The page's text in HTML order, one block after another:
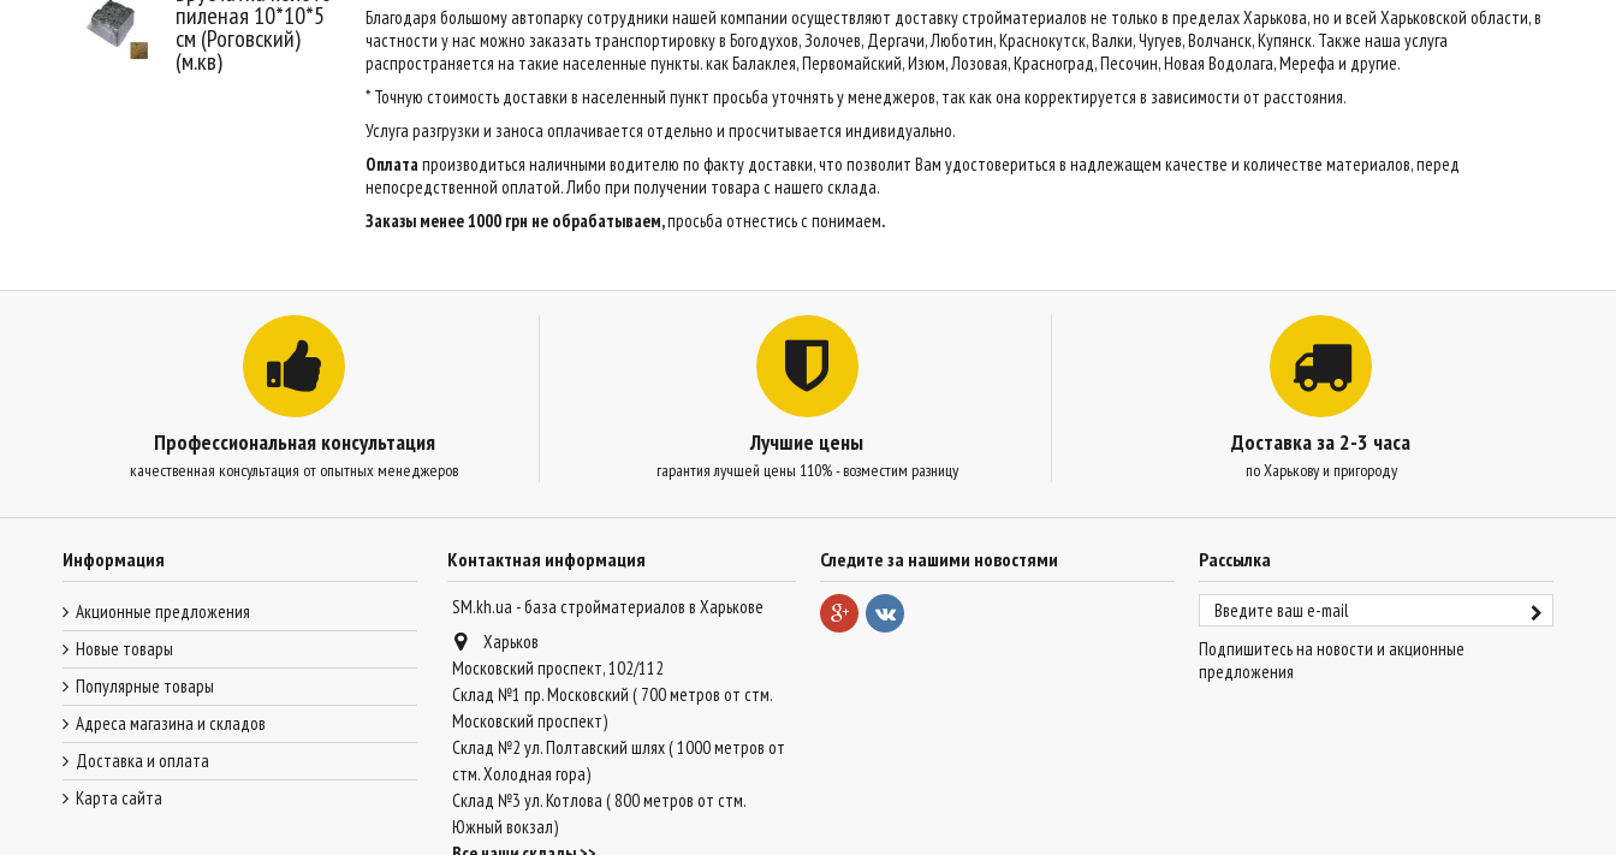
Благодаря большому автопарку сотрудники нашей компании осуществляют доставку стройматериалов не только в пределах Харькова, но и всей Харьковской области, в
частности у нас можно заказать транспортировку в Богодухов, Золочев, Дергачи, Люботин, Краснокутск, Валки, Чугуев, Волчанск, Купянск. Также наша услуга
распространяется на такие населенные пункты. как Балаклея, Первомайский, Изюм, Лозовая, Красноград, Песочин, Новая Водолага, Мерефа и другие.
* Точную стоимость доставки в населенный пункт просьба уточнять у менеджеров, так как она корректируется в зависимости от расстояния.
Услуга разгрузки и заноса оплачивается отдельно и просчитывается индивидуально.
Оплатапроизводиться наличными водителю по факту доставки, что позволит Вам удостовериться в надлежащем качестве и количестве материалов, перед
непосредственной оплатой. Либо при получении товара с нашего склада.
Заказы менее 1000 грн не обрабатываем,просьба отнестись с понимаем.
пиленая 10*10*5
см (Роговский)
(м.кв)
Профессиональная консультация
качественная консультация от опытных менеджеров
Лучшие цены
гарантия лучшей цены 110% - возместим разницу
Доставка за 2-3 часа
по Харькову и пригороду
Информация
Акционные предложения
Новые товары
Популярные товары
Адреса магазина и складов
Доставка и оплата
Карта сайта
Контактная информация
SM.kh.ua - база стройматериалов в Харькове
Харьков
Московский проспект, 102/112
Склад №1 пр. Московский ( 700 метров от стм.
Московский проспект)
Склад №2 ул. Полтавский шлях ( 1000 метров от
стм. Холодная гора)
Склад №3 ул. Котлова ( 800 метров от стм.
Южный вокзал)
Рассылка
Подпишитесь на новости и акционные
предложения
Следите за нашими новостями